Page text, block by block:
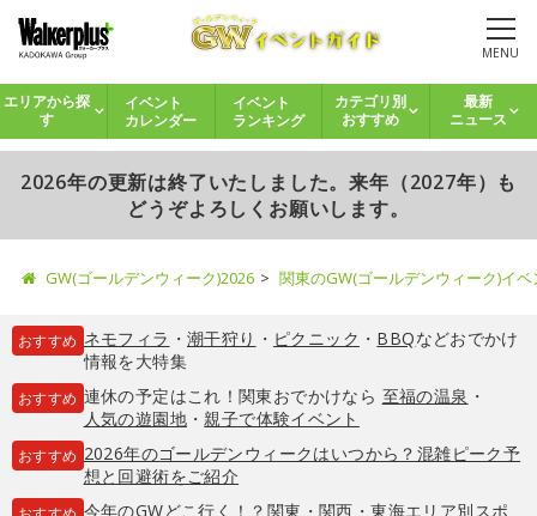
MENU
エリアから探
す
イベント
カレンダー
イベント
ランキング
カテゴリ別
おすすめ
最新
ニュース
2026年の更新は終了いたしました。来年（2027年）も
どうぞよろしくお願いします。
GW(ゴールデンウィーク)2026 関東のGW(ゴールデンウィーク)イ
おすすめ ネモフィラ ・ 潮干狩り ・ ピクニック ・ BBQなどおでかけ
情報を大特集
おすすめ 連休の予定はこれ！関東おでかけなら 至福の温泉 ・
人気の遊園地・親子で体験イベント
おすすめ 2026年のゴールデンウィークはいつから？混雑ピーク予
想と回避術をご紹介
今年のGWどこ行く！？関東・関西・東海エリア別スポ